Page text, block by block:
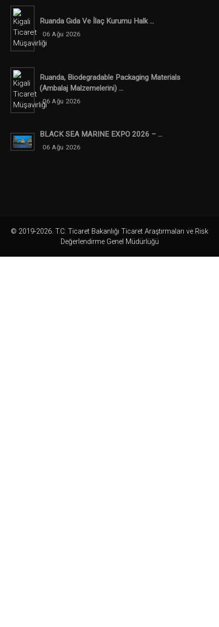
Ruanda Gıda Ve İlaç Kurumu Halk ...
06 Ağu 2026
Ruanda, Biodegradable Packaging Materials
(ambalaj Malzemelerini) ...
06 Ağu 2026
BLACK SEA MARINE EXPO 2026 – ...
06 Ağu 2026
© 2019-2026. T.C. Ticaret Bakanlığı Ticaret Araştırmaları ve Risk
Değerlendirme Genel Müdürlüğü